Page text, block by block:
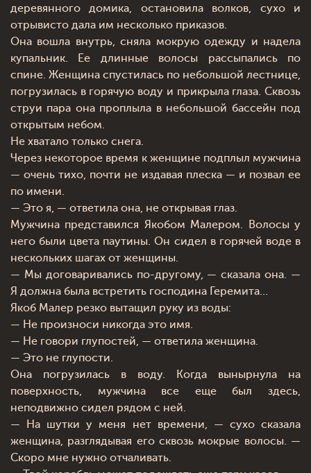
деревянного домика, остановила волков, сухо и
отрывисто дала им несколько приказов.
Она вошла внутрь, сняла мокрую одежду и надела
купальник. Ее длинные волосы рассыпались по
спине. Женщина спустилась по небольшой лестнице,
погрузилась в горячую воду и прикрыла глаза. Сквозь
струи пара она проплыла в небольшой бассейн под
открытым небом.
Не хватало только снега.
Через некоторое время к женщине подплыл мужчина
— очень тихо, почти не издавая плеска — и позвал ее
по имени.
— Это я, — ответила она, не открывая глаз.
Мужчина представился Якобом Малером. Волосы у
него были цвета паутины. Он сидел в горячей воде в
нескольких шагах от женщины.
— Мы договаривались по-другому, — сказала она. —
Я должна была встретить господина Геремита…
Якоб Малер резко вытащил руку из воды:
— Не произноси никогда это имя.
— Не говори глупостей, — ответила женщина.
— Это не глупости.
Она погрузилась в воду. Когда вынырнула на
поверхность, мужчина все еще был здесь,
неподвижно сидел рядом с ней.
— На шутки у меня нет времени, — сухо сказала
женщина, разглядывая его сквозь мокрые волосы. —
Скоро мне нужно отчаливать.